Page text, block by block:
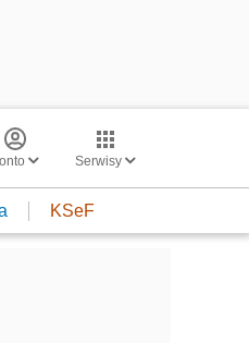
Serwisy
KSeF